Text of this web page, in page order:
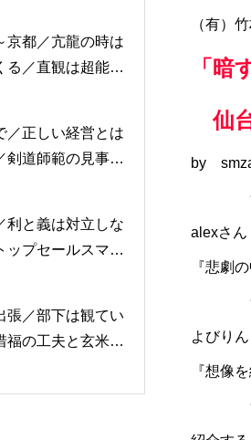
（有）
「
仙
by
alexさん
『悲劇
よびり
『想像
2月8日の5日分
一日一言
京都／亢龍の時は
る／直観は超能力
5日分の易経一日
／正しい経営とは
剣道師範の見事な
分の易経一日一
利と義は対立しな
ップセールスマン
1月19日～24日の
の易経一日一言
張／部下は観てい
福の工夫と玄米食
1月14日～18日の